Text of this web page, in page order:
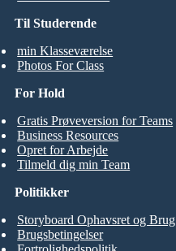
Til Studerende
min Klasseværelse
Photos For Class
For Hold
Gratis Prøveversion for Teams
Business Resources
Opret for Arbejde
Tilmeld dig min Team
Politikker
Storyboard Ophavsret og Brug
Brugsbetingelser